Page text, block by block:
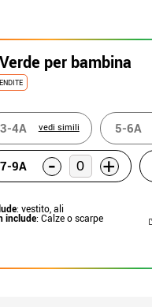
per bambina
3-4A vedi simili 5-6A
7-9A - +
: vestito, ali
include: Calze o scarpe